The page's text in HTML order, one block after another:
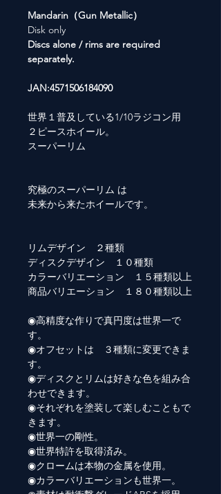
Mandarin（Gun Metallic）
Disk only
Discs alone / rims are required
separately.
JAN:4571506184090
世界１普及している1/10ラジコン用
２ピースホイール。
スーパーリム
究極のスーパーリム は
未来から来たホイールです。
リムデザイン ２種類
ディスクデザイン １０種類
カラーバリエーション １５種類以上
商品バリエーション １８０種類以上
◉高精度な作りで真円度は世界一で
す。
◉オフセットは ３種類に変更できま
す。
◉ディスクとリムは好きな色を組み合
わせできます。
◉それぞれを塗装して楽しむこともで
きます。
◉世界一の剛性。
◉世界特許を取得済み。
◉クロームは本物の金属を使用。
◉カラーバリエーションも世界一。